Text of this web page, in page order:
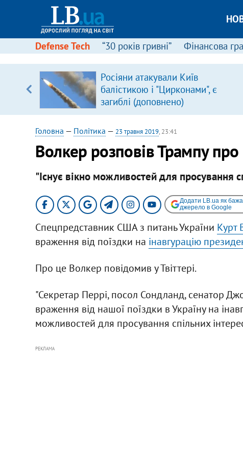
Defense Tech “30 років гривні” Фінансова
Росіяни атакували Київ
балістикою і "Цирконами", є
загиблі (доповнено)
Головна — Політика — 23 травня 2019, 23:41
Волкер розповів Трампу про
"Існує вікно можливостей для просування
Додати LB.ua як
джерело в Google
Спецпредставник США з питань України Курт
враження від поїздки на інавгурацію
Про це Волкер повідомив у Твіттері.
"Секретар Перрі, посол Сондланд, сенатор
враження від нашої поїздки в Україну на
можливостей для просування спільних
РЕКЛАМА